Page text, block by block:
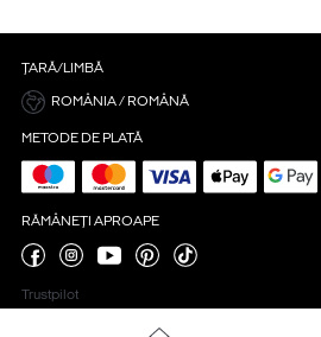
ȚARĂ/LIMBĂ
ROMÂNIA / ROMÂNĂ
METODE DE PLATĂ
RĂMÂNEȚI APROAPE
Trustpilot